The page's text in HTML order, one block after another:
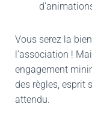
Vous serez la
l’association !
engagement
des règles, esprit
attendu.